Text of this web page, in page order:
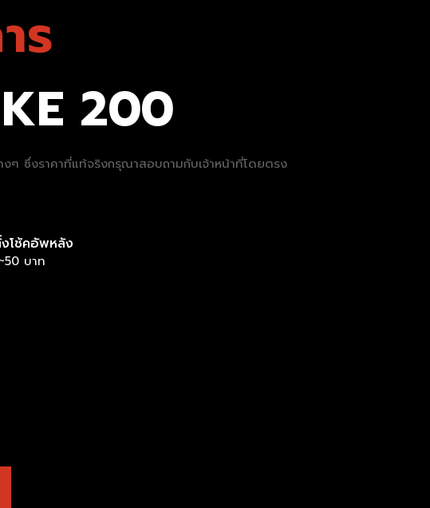
ร
200
งๆ ซึ่งราคาที่แท้จริงกรุณาสอบถามกับเจ้าหน้าที่โดยตรง
โช้คอัพหลัง
บาท